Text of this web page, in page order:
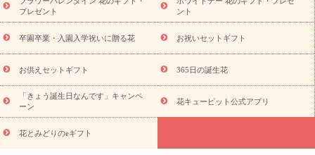
物
産直多肉植物 プリザーブドフラワー お祝い
お供え・お
悔やみ
花とセットギフト セミオーダー
プチギフト
（hanamore -ハナモア-）
花とみどりのeギフト
トのeGfit
カラー ピンク イエローオレンジ レッド
お花の
種類
バラ ユリ トルコキキョウ 予算から探す
お祝い・3000円～ お祝い・4000円～ お祝い・5000円～
お
祝い・7000円～ お祝い・10000円～ お供え・お悔やみ
え・お悔やみ・3000円～ お供え・お悔やみ・5000円～
お供
え・お悔やみ・7000円～
プレゼント
ント
卒園卒業・入園入学祝いに贈る花 お祝いセットギフト
お供えセットギフト 365日の誕生花
「きょう誕生日なんです」キャンペ
ーン
花キューピット公式アプリ
花とみどりのeギフト